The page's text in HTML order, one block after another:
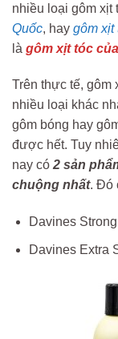
nhiều loại gôm xịt
Quốc, hay gôm xịt
là gôm xịt tóc
Trên thực tế, gôm
nhiều loại khác
gôm bóng hay
được hết. Tuy
nay có 2 sản
chuộng nhất. Đó
Davines
Davines Extra